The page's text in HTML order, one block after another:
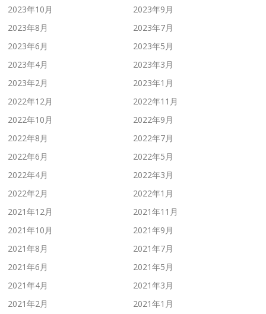
2023年10月
2023年9月
2023年8月
2023年7月
2023年6月
2023年5月
2023年4月
2023年3月
2023年2月
2023年1月
2022年12月
2022年11月
2022年10月
2022年9月
2022年8月
2022年7月
2022年6月
2022年5月
2022年4月
2022年3月
2022年2月
2022年1月
2021年12月
2021年11月
2021年10月
2021年9月
2021年8月
2021年7月
2021年6月
2021年5月
2021年4月
2021年3月
2021年2月
2021年1月